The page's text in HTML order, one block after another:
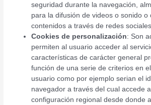
seguridad durante la navegación,
para la difusión de videos o sonido o
contenidos a través de redes sociales.
Cookies de personalización: Son
permiten al usuario acceder al
características de carácter general
función de una serie de criterios en
usuario como por ejemplo serian el
navegador a través del cual accede
configuración regional desde donde